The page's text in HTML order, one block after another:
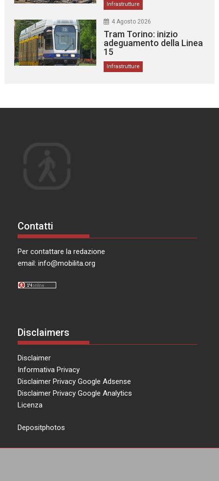
Infrastrutture
4 Agosto 2026
Tram Torino: inizio
adeguamento della Linea
15
Infrastrutture
Contatti
Per contattare la redazione
email:info@mobilita.org
Disclaimers
Disclaimer
Informativa Privacy
Disclaimer Privacy Google Adsense
Disclaimer Privacy Google Analytics
Licenza
Depositphotos